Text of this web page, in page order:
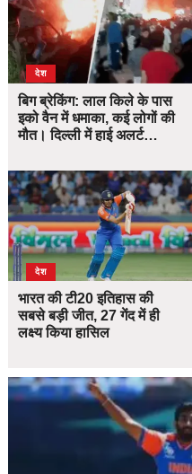
देश
बिग ब्रेकिंग: लाल किले के पास
इको वैन में धमाका, कई लोगों की
मौत। दिल्ली में हाई अलर्ट…
देश
भारत की टी20 इतिहास की
सबसे बड़ी जीत, 27 गेंद में ही
लक्ष्य किया हासिल